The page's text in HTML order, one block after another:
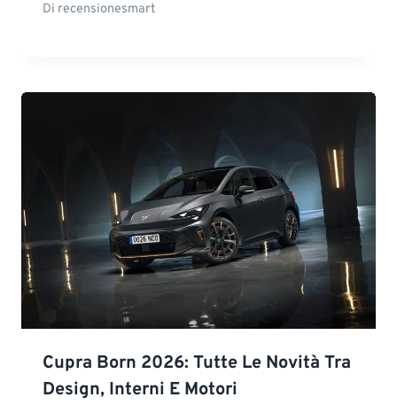
Di recensionesmart
Cupra Born 2026: Tutte Le Novità Tra
Design, Interni E Motori